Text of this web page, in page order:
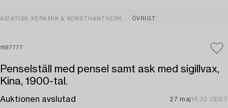
ASIATISK KERAMIK & KONSTHANTVERK ÖVRIGT
1697777
Penselställ med pensel samt ask med sigillvax,
Kina, 1900-tal.
Auktionen avslutad 27 maj16:32 CEST